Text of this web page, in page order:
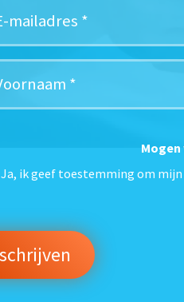
Ja, ik geef toestemming om